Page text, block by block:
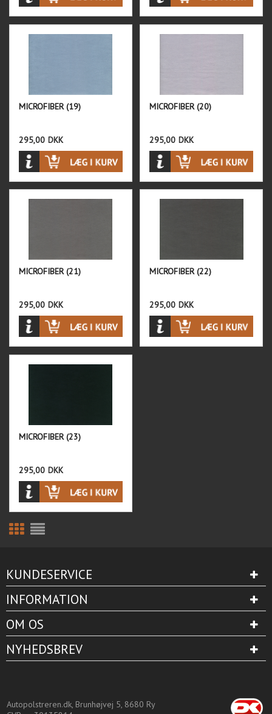
MICROFIBER (19)
295,00 DKK
MICROFIBER (20)
295,00 DKK
MICROFIBER (21)
295,00 DKK
MICROFIBER (22)
295,00 DKK
MICROFIBER (23)
295,00 DKK
KUNDESERVICE
INFORMATION
OM OS
NYHEDSBREV
Autopolstreren.dk, Brunhøjvej 5, 8680 Ry